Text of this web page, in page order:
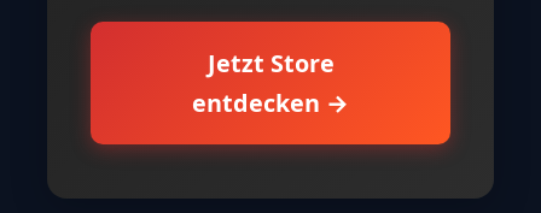
Jetzt Store
entdecken →